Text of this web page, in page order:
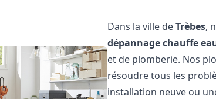
Dans la ville deTrèbes,
dépannage chauffe
et de plomberie. Nos
résoudre tous les
installation neuve ou